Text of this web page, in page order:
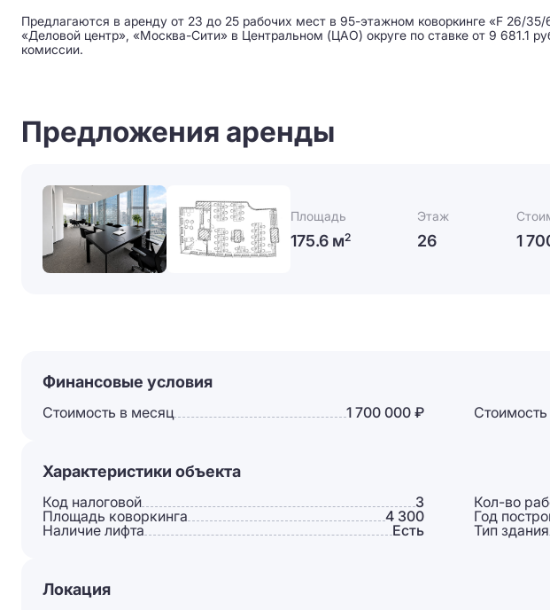
Предлагаются в аренду от 23 до 25 рабочих мест в 95-этажном коворкинге «F 26/
«Деловой центр», «Москва-Сити» в Центральном (ЦАО) округе по ставке от 9 681.1
комиссии.
Предложения аренды
Площадь
175.6 м2
Этаж
26 1
Финансовые условия
Стоимость в месяц 1 700 000 ₽
Характеристики объекта
Код налоговой 3
Кол-во
Площадь коворкинга
4 300
Год
Наличие лифта
Есть Тип здания
Локация